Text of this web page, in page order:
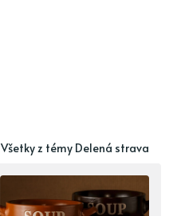
Všetky z témy Delená strava